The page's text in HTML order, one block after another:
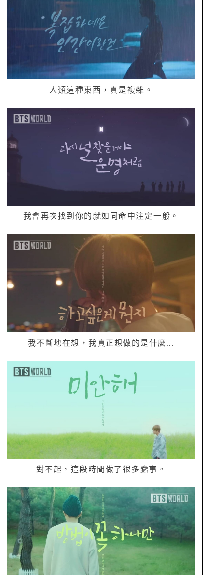
人類這種東西，真是複雜。
我會再次找到你的就如同命中注定一般。
我不斷地在想，我真正想做的是什麼 ...
對不起，這段時間做了很多蠢事。